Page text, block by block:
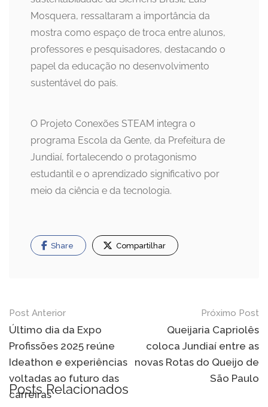
Mosquera, ressaltaram a importância da
mostra como espaço de troca entre alunos,
professores e pesquisadores, destacando o
papel da educação no desenvolvimento
sustentável do país.
O Projeto Conexões STEAM integra o
programa Escola da Gente, da Prefeitura de
Jundiaí, fortalecendo o protagonismo
estudantil e o aprendizado significativo por
meio da ciência e da tecnologia.
Share Compartilhar
Navegação
de
Post
Post Anterior
Último dia da Expo
Profissões 2025 reúne
Ideathon e experiências
voltadas ao futuro das
carreiras
Próximo Post
Queijaria Capriolês
coloca Jundiaí entre as
novas Rotas do Queijo de
São Paulo
Posts Relacionados